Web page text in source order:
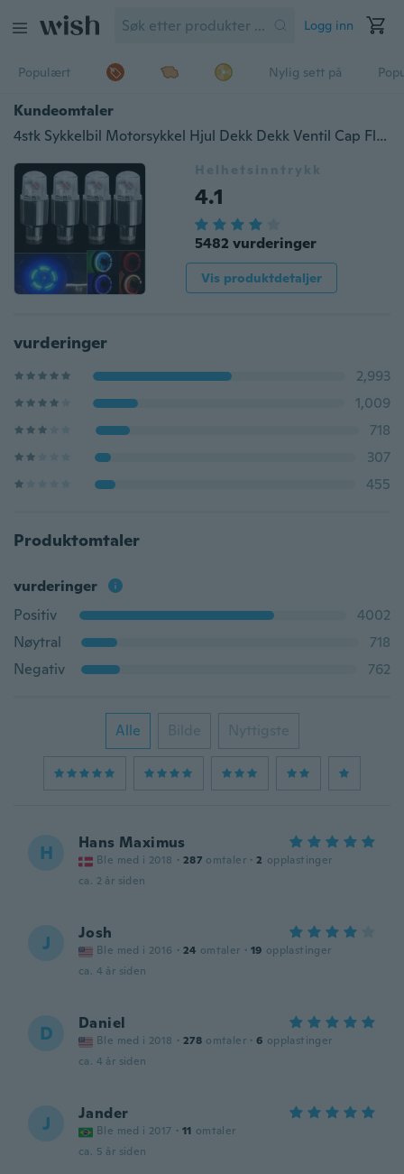
Logg inn
Populært Nylig sett på
Kundeomtaler
4stk Sykkelbil Motorsykkel Hjul Dekk Dekk Ventil Cap Flash LED Lys Eiker Lampe Auto Tilbehør Bilforsyning Sykkelrekvisita Neon Strobe LED Dekk Ventil Caps
Helhetsinntrykk
4.1
5482 vurderinger
Vis produktdetaljer
vurderinger
2,993
1,009
718
307
455
Produktomtaler
vurderinger
Positiv
4002
Nøytral
718
Negativ
762
Alle Bilde Nyttigste
H Hans Maximus
Ble med i 2018 · 287 omtaler · 2 opplastinger
ca. 2 år siden
J Josh
Ble med i 2016 · 24 omtaler · 19 opplastinger
ca. 4 år siden
D Daniel
Ble med i 2018 · 278 omtaler · 6 opplastinger
ca. 4 år siden
J Jander
Ble med i 2017 · 11 omtaler
ca. 5 år siden